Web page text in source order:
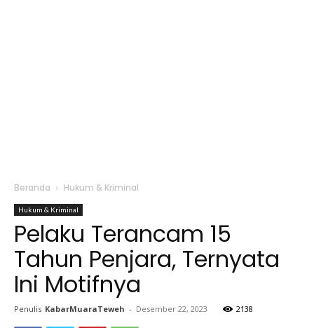
Beranda Hukum & Kriminal
Hukum & Kriminal
Pelaku Terancam 15
Tahun Penjara, Ternyata
Ini Motifnya
Penulis KabarMuaraTeweh - Desember 22, 2023 2138